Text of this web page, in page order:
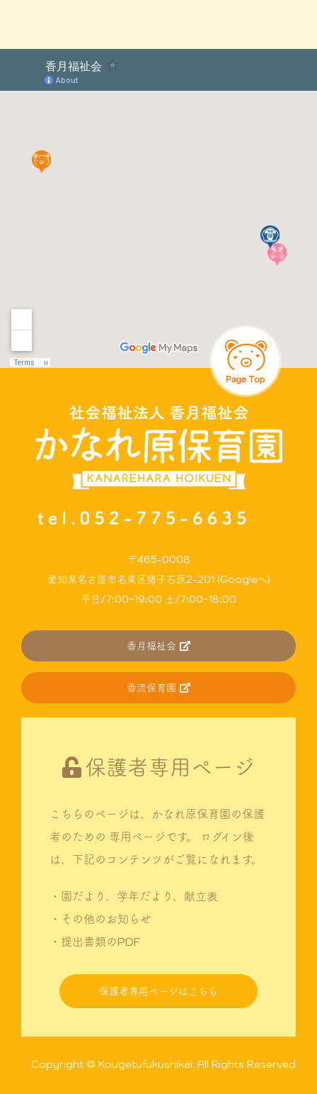
〒465-0008
愛知県名古屋市名東区猪子石原2-201 (Googleへ)
平日/7:00~19:00 土/7:00~18:00
香月福祉会
香流保育園
保護者専用ページ
こちらのページは、かなれ原保育園の保護
者のための 専用ページです。
ログイン後
は、下記のコンテンツがご覧になれます。
・園だより、学年だより、献立表
・その他のお知らせ
・提出書類のPDF
保護者専用ページはこちら
Copyright © Kougetufukushikai. All Rights Reserved